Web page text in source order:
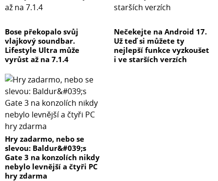
Bose překopalo svůj
vlajkový soundbar.
Lifestyle Ultra může
vyrůst až na 7.1.4
Nečekejte na Android 17.
Už teď si můžete ty
nejlepší funkce vyzkoušet
i ve starších verzích
Hry zadarmo, nebo se
slevou: Baldur&#039;s
Gate 3 na konzolích nikdy
nebylo levnější a čtyři PC
hry zdarma